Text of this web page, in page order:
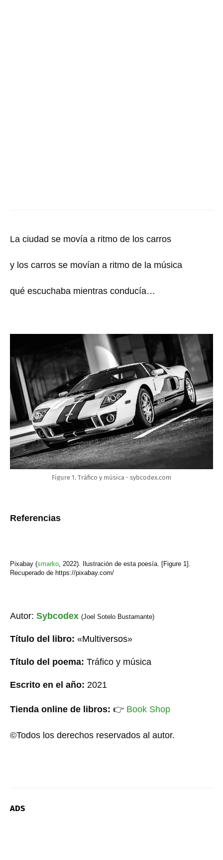
La ciudad se movía a ritmo de los carros
y los carros se movían a ritmo de la música
qué escuchaba mientras conducía…
Figure 1. Tráfico y música - sybcodex.com
Referencias
Pixabay (smarko 2022). Ilustración de esta poesía. [Figure 1].
Recuperado de https://pixabay.com/
Autor: Sybcodex (Joel Sotelo Bustamante)
Título del libro: «Multiversos»
Título del poema: Tráfico y música
Escrito en el año: 2021
Tienda online de libros: 👉 Book Shop
©Todos los derechos reservados al autor.
ADS